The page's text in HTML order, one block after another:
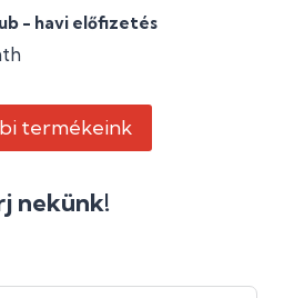
- havi előfizetés
termékeink
nekünk!